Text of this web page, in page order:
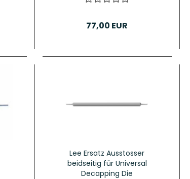
77,00 EUR
Lee Ersatz Ausstosser
beidseitig für Universal
Decapping Die